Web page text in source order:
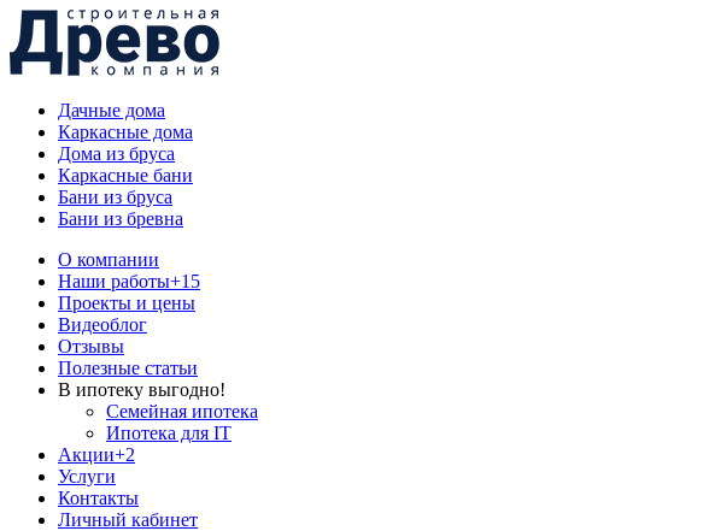
Дачные дома
Каркасные дома
Дома из бруса
Каркасные бани
Бани из бруса
Бани из бревна
О компании
Наши работы+15
Проекты и цены
Видеоблог
Отзывы
Полезные статьи
В ипотеку выгодно!
Семейная ипотека
Ипотека для IT
Акции+2
Услуги
Контакты
Личный кабинет